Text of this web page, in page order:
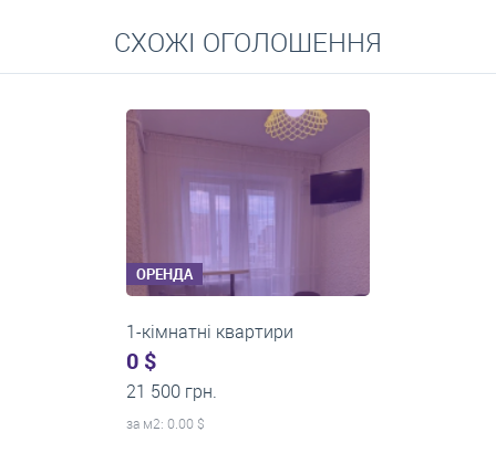
Середні ціни на довготривалу оренду квартир, особняків,
кімнат
СХОЖІ ОГОЛОШЕННЯ
ОРЕНДА
1-кімнатні квартири
0 $
13 000 грн.
за м2: 0.00 $